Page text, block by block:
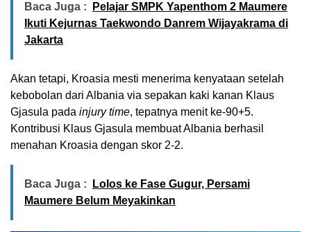
Baca Juga :
Pelajar SMPK Yapenthom 2 Maumere
Ikuti Kejurnas Taekwondo Danrem Wijayakrama di
Jakarta
Akan tetapi, Kroasia mesti menerima kenyataan setelah
kebobolan dari Albania via sepakan kaki kanan Klaus
Gjasula pada injury time, tepatnya menit ke-90+5.
Kontribusi Klaus Gjasula membuat Albania berhasil
menahan Kroasia dengan skor 2-2.
Baca Juga :
Lolos ke Fase Gugur, Persami
Maumere Belum Meyakinkan